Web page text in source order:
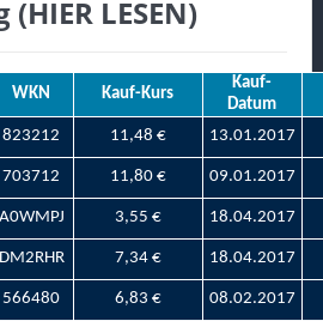
LESEN)
WKN Kauf-Kurs
Kauf-
Datum
823212 11,48 € 13.01.2017
703712 11,80 € 09.01.2017
A0WMPJ 3,55 € 18.04.2017
DM2RHR 7,34 € 18.04.2017
566480 6,83 € 08.02.2017